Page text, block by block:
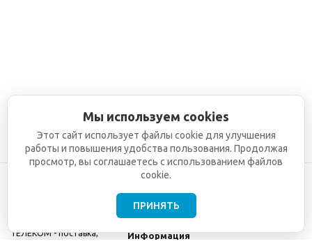
ТЕЛЕКОМ - поставка,
Информация
Мы используем cookies
Этот сайт использует файлы cookie для улучшения
работы и повышения удобства пользования. Продолжая
просмотр, вы соглашаетесь с использованием файлов
cookie.
ПРИНЯТЬ